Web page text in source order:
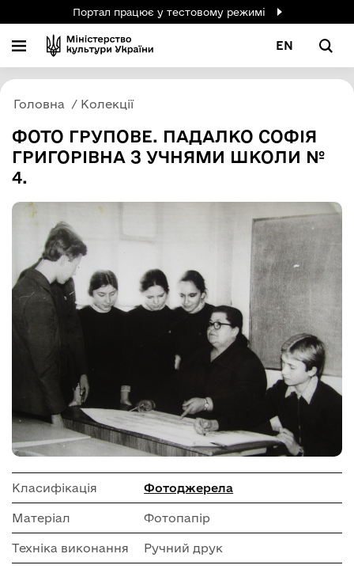
Портал працює у тестовому режимі
EN
Головна Колекції
ФОТО ГРУПОВЕ. ПАДАЛКО СОФІЯ
ГРИГОРІВНА З УЧНЯМИ ШКОЛИ №
4.
Класифікація Фотоджерела
Матеріал Фотопапір
Техніка виконання Ручний друк